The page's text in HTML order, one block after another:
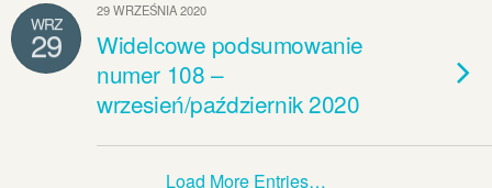
WRZ
29
29 WRZEŚNIA 2020
Widelcowe podsumowanie
numer 108 –
wrzesień/październik 2020
Load More Entries…